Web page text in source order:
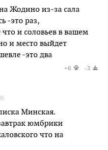
Жодино из-за сала
-это раз,
что и соловьев в вашем
и место выйдет
-это два
+6 -3
Минская.
юмбрики
что на